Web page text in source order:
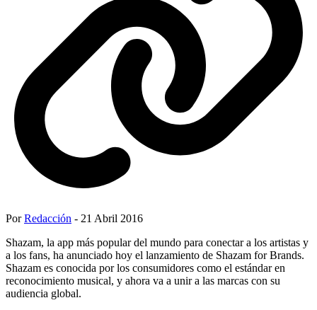
PorRedacción - 21 Abril 2016
Shazam, la app más popular del mundo para conectar a los artistas y
a los fans, ha anunciado hoy el lanzamiento de Shazam for Brands.
Shazam es conocida por los consumidores como el estándar en
reconocimiento musical, y ahora va a unir a las marcas con su
audiencia global.